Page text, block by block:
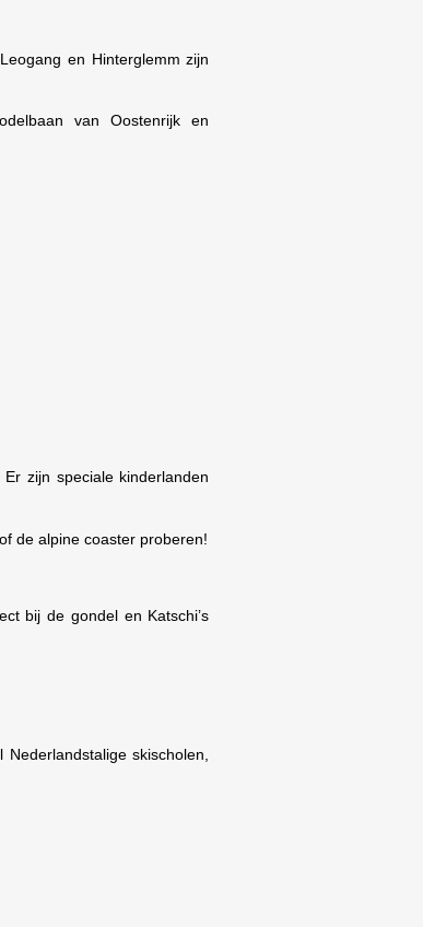
en Hinterglemm zijn
van Oostenrijk en
zijn speciale kinderlanden
de alpine coaster proberen!
bij de gondel en Katschi’s
skischolen,